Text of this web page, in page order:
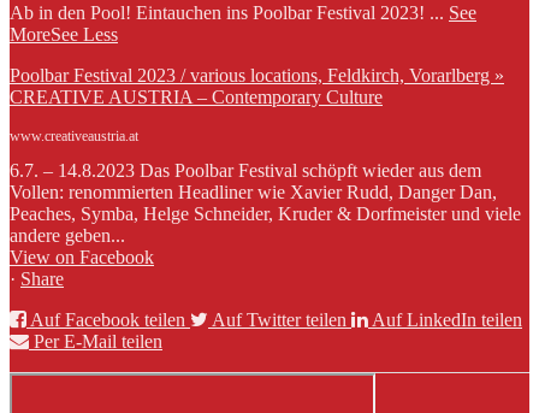
Ab in den Pool! Eintauchen ins Poolbar Festival 2023! ... See
MoreSee Less
Poolbar Festival 2023 / various locations, Feldkirch, Vorarlberg »
CREATIVE AUSTRIA – Contemporary Culture
www.creativeaustria.at
6.7. – 14.8.2023 Das Poolbar Festival schöpft wieder aus dem
Vollen: renommierten Headliner wie Xavier Rudd, Danger Dan,
Peaches, Symba, Helge Schneider, Kruder & Dorfmeister und viele
andere geben...
View on Facebook
· Share
Auf Facebook teilen
Auf Twitter teilen
Auf LinkedIn teilen
Per E-Mail teilen